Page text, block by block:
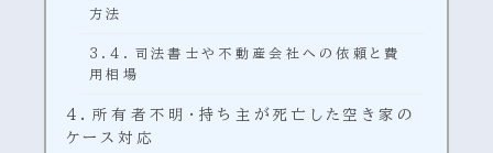
方法
司法書士や不動産会社への依頼と費
用相場
所有者不明・持ち主が死亡した空き家の
ケース対応